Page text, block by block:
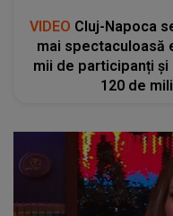
VIDEO Cluj-Napoca
mai spectaculoasă
mii de participanți
120 de